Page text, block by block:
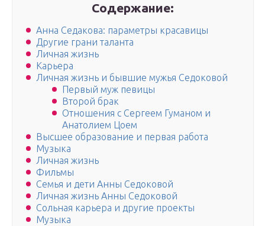
Содержание:
Анна Седакова: параметры красавицы
Другие грани таланта
Личная жизнь
Карьера
Личная жизнь и бывшие мужья Седоковой
Первый муж певицы
Второй брак
Отношения с Сергеем Гуманом и
Анатолием Цоем
Высшее образование и первая работа
Музыка
Личная жизнь
Фильмы
Семья и дети Анны Седоковой
Личная жизнь Анны Седоковой
Сольная карьера и другие проекты
Музыка